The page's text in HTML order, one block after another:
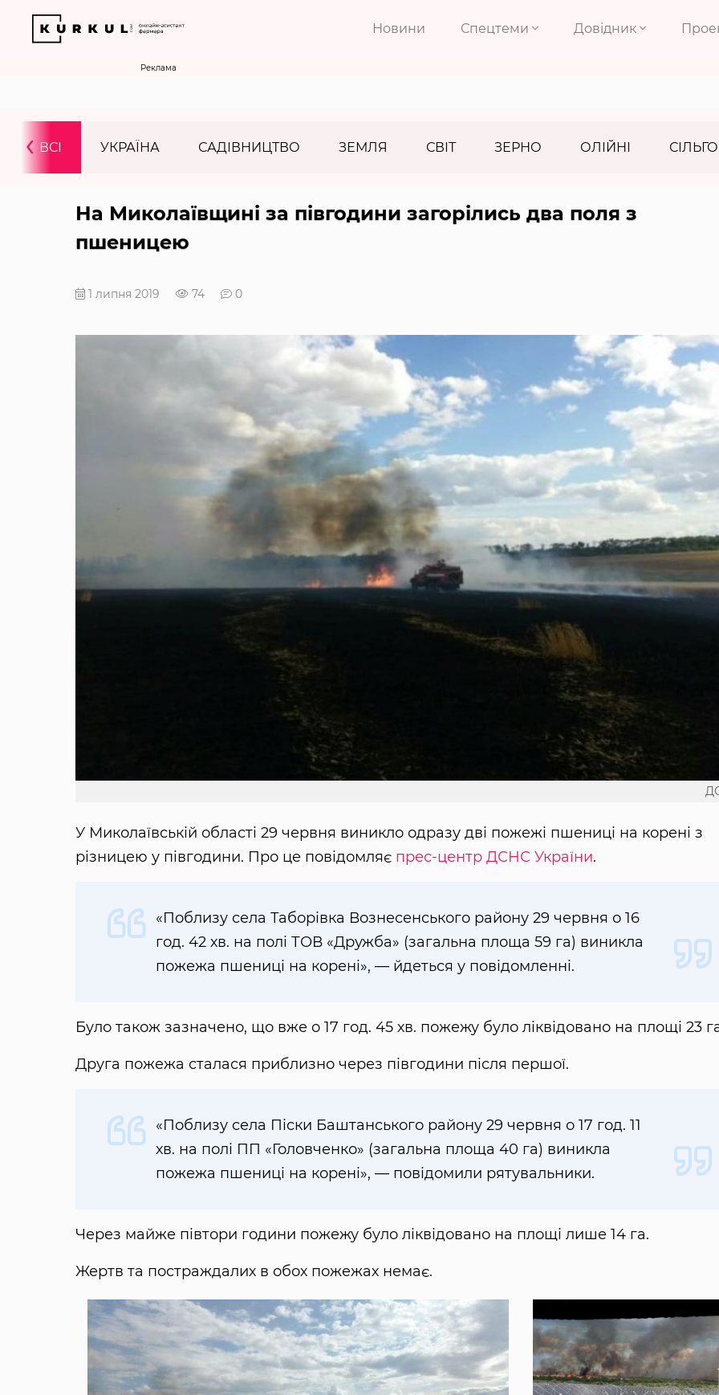
Новини Спецтеми Довідник
Реклама
ВСІ УКРАЇНА САДІВНИЦТВО ЗЕМЛЯ СВІТ ЗЕРНО ОЛІЙНІ
‹
На Миколаївщині за півгодини загорілись два поля з
пшеницею
1 липня 2019 74 0
У Миколаївській області 29 червня виникло одразу дві пожежі пшениці на корені з
різницею у півгодини. Про це повідомляє прес-центр ДСНС України.
«Поблизу села Таборівка Вознесенського району 29 червня о 16
год. 42 хв. на полі ТОВ «Дружба» (загальна площа 59 га) виникла
пожежа пшениці на корені», — йдеться у повідомленні.
Було також зазначено, що вже о 17 год. 45 хв. пожежу було ліквідовано на площі 23
Друга пожежа сталася приблизно через півгодини після першої.
«Поблизу села Піски Баштанського району 29 червня о 17 год. 11
хв. на полі ПП «Головченко» (загальна площа 40 га) виникла
пожежа пшениці на корені», — повідомили рятувальники.
Через майже півтори години пожежу було ліквідовано на площі лише 14 га.
Жертв та постраждалих в обох пожежах немає.